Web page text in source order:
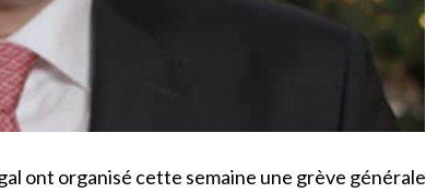
ont organisé cette semaine une grève générale